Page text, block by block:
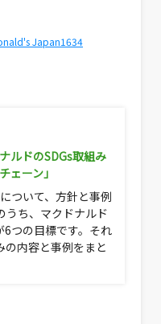
Japan1634
ルドのSDGs取組み
ェーン」
ついて、方針と事例
うち、マクドナルド
つの目標です。それ
の内容と事例をまと